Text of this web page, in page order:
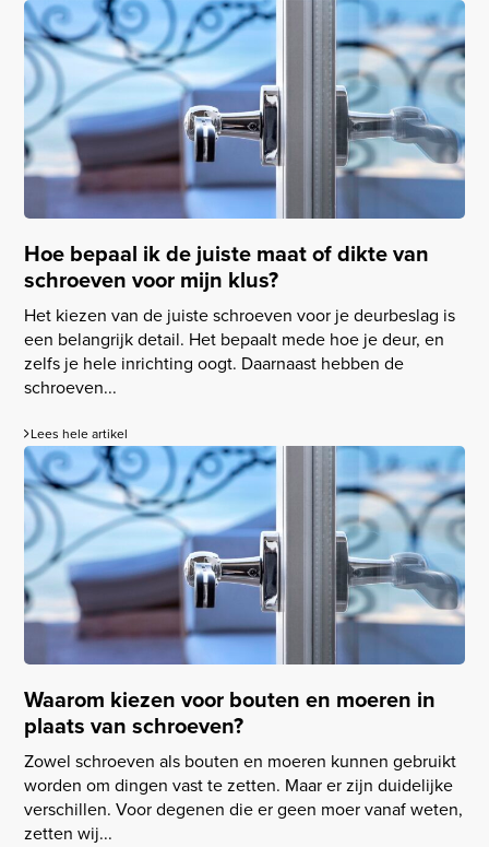
Hoe bepaal ik de juiste maat of dikte van
schroeven voor mijn klus?
Het kiezen van de juiste schroeven voor je deurbeslag is
een belangrijk detail. Het bepaalt mede hoe je deur, en
zelfs je hele inrichting oogt. Daarnaast hebben de
schroeven...
Lees hele artikel
Waarom kiezen voor bouten en moeren in
plaats van schroeven?
Zowel schroeven als bouten en moeren kunnen gebruikt
worden om dingen vast te zetten. Maar er zijn duidelijke
verschillen. Voor degenen die er geen moer vanaf weten,
zetten wij...